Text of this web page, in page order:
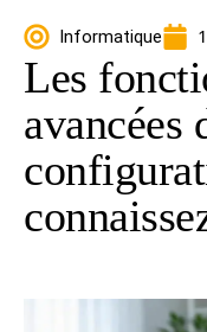
Informatique
Les
avancées